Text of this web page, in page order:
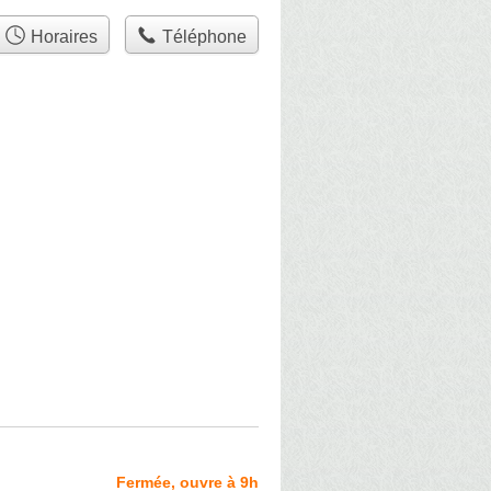
Horaires Téléphone
Fermée, ouvre à 9h